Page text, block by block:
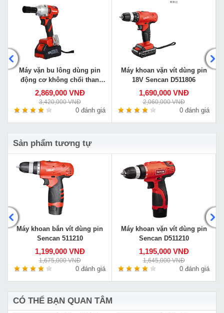
Máy vặn bu lông dùng pin
động cơ không chổi than
Sencan D512001
2,869,000 VNĐ
3,420,000 VNĐ
0 đánh giá
Máy khoan vặn vít dùng pin
18V Sencan D511806
1,690,000 VNĐ
2,060,000 VNĐ
0 đánh giá
Sản phẩm tương tự
Máy khoan bắn vít dùng pin
Sencan 511210
1,199,000 VNĐ
1,675,000 VNĐ
0 đánh giá
Máy khoan vặn vít dùng pin
Sencan D511210
1,195,000 VNĐ
1,645,000 VNĐ
0 đánh giá
CÓ THỂ BẠN QUAN TÂM